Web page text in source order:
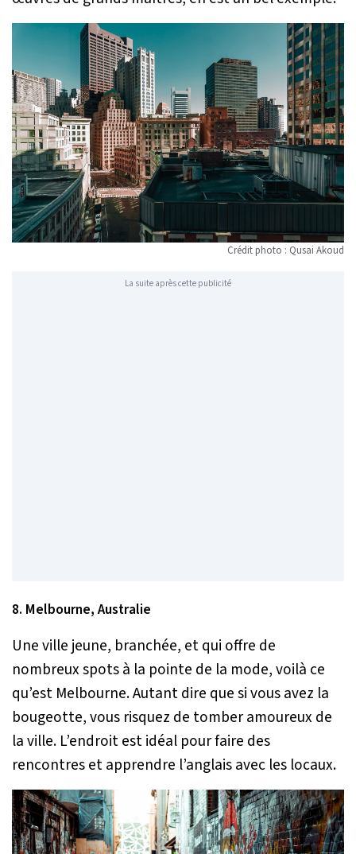
Crédit photo : Qusai Akoud
La suite après cette publicité
8. Melbourne, Australie
Une ville jeune, branchée, et qui offre de
nombreux spots à la pointe de la mode, voilà ce
qu’est Melbourne. Autant dire que si vous avez la
bougeotte, vous risquez de tomber amoureux de
la ville. L’endroit est idéal pour faire des
rencontres et apprendre l’anglais avec les locaux.